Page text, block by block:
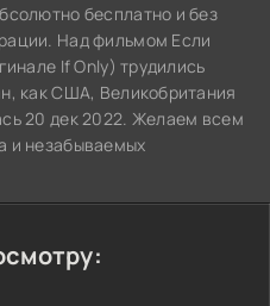
бесплатно и без
Над фильмом Если
If Only) трудились
как США, Великобритания
20 дек 2022. Желаем всем
и незабываемых